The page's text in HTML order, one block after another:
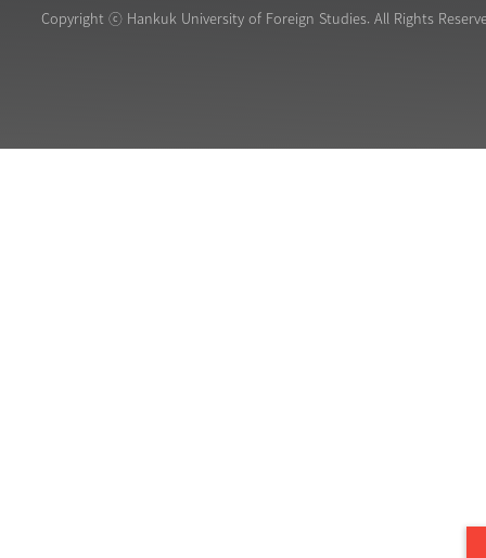
Copyright ⓒ Hankuk University of Foreign Studies. All Rights